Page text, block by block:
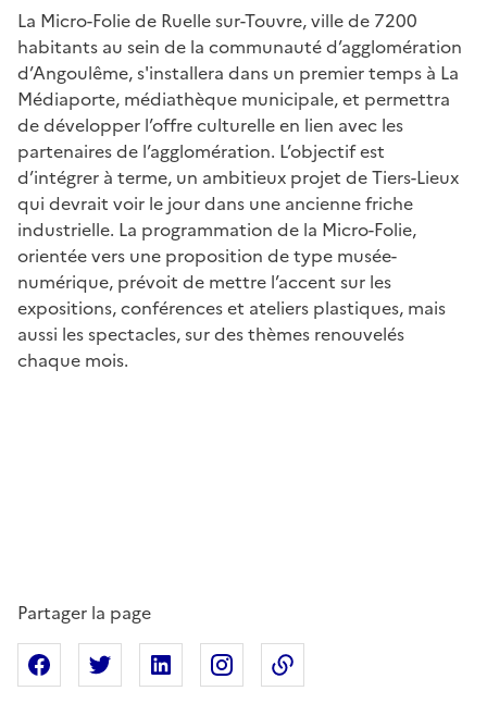
La Micro-Folie de Ruelle sur-Touvre, ville de 7200
habitants au sein de la communauté d’agglomération
d’Angoulême, s'installera dans un premier temps à La
Médiaporte, médiathèque municipale, et permettra
de développer l’offre culturelle en lien avec les
partenaires de l’agglomération. L’objectif est
d’intégrer à terme, un ambitieux projet de Tiers-Lieux
qui devrait voir le jour dans une ancienne friche
industrielle. La programmation de la Micro-Folie,
orientée vers une proposition de type musée-
numérique, prévoit de mettre l’accent sur les
expositions, conférences et ateliers plastiques, mais
aussi les spectacles, sur des thèmes renouvelés
chaque mois.
Partager la page
Partager sur Facebook
Partager sur XPartager sur Linkedin
Partager sur Instagram